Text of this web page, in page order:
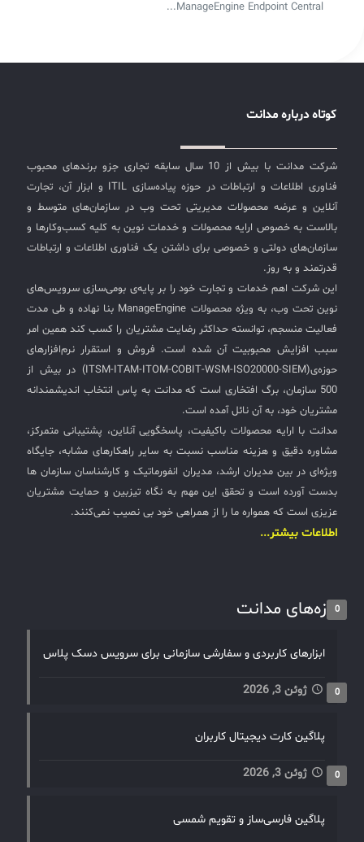
ManageEngine Endpoint Central...
کوتاه درباره مدانت
شرکت مدانت با بیش از 10 سال سابقه تجاری جزو برندهای محبوب
فناوری اطلاعات و ارتباطات در حوزه پیاده‌سازی ITIL و ابزار آن، تجارت
آنلاین و عرضه محصولات مدیریتی تحت وب در سازمان‌های متوسط و
بالاست به خصوص ارایه محصولات و خدمات نوین به کلیه کسب‌وکارها و
سازمان‌های دولتی و خصوصی برای داشتن یک فناوری اطلاعات و ارتباطات
قدرتمند و به روز.
این شرکت اهم خدمات و تجارت خود را بر پایه‌ی بومی‌سازی سرویس‌های
نوین تحت وب، به ویژه محصولات ManageEngine بنا نهاده و طی مدت
فعالیت منسجم، توانسته حداکثر رضایت مشتریان را کسب کند همین امر
سبب افزایش محبوبیت آن شده است. فروش و استقرار نرم‌افزارهای
حوزه‌ی(ITSM-ITAM-ITOM-COBIT-WSM-ISO20000-SIEM) در بیش از
500 سازمان، برگ افتخاری است که مدانت به پاس انتخاب اندیشمندانه
مشتریان خود، به آن نائل آمده است.
مدانت با ارایه محصولات باکیفیت، پاسخگویی آنلاین، پشتیبانی متمرکز،
مشاوره دقیق و هزینه مناسب نسبت به سایر راهکارهای مشابه، جایگاه
ویژه‌ای در بین مدیران ارشد، مدیران انفورماتیک و کارشناسان سازمان ها
بدست آورده است و تحقق این مهم به نگاه تیزبین و حمایت مشتریان
عزیزی است که همواره ما را از همراهی خود بی نصیب نمی‌کنند.
اطلاعات بیشتر...
تازه‌های مدانت0
ابزارهای کاربردی و سفارشی سازمانی برای سرویس دسک پلاس
ژوئن 3, 2026 0
پلاگین کارت دیجیتال کاربران
ژوئن 3, 2026 0
پلاگین فارسی‌ساز و تقویم شمسی